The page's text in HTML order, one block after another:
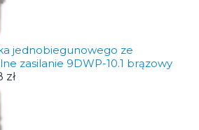
jednobiegunowego ze
zasilanie 9DWP-10.1 brązowy
zł